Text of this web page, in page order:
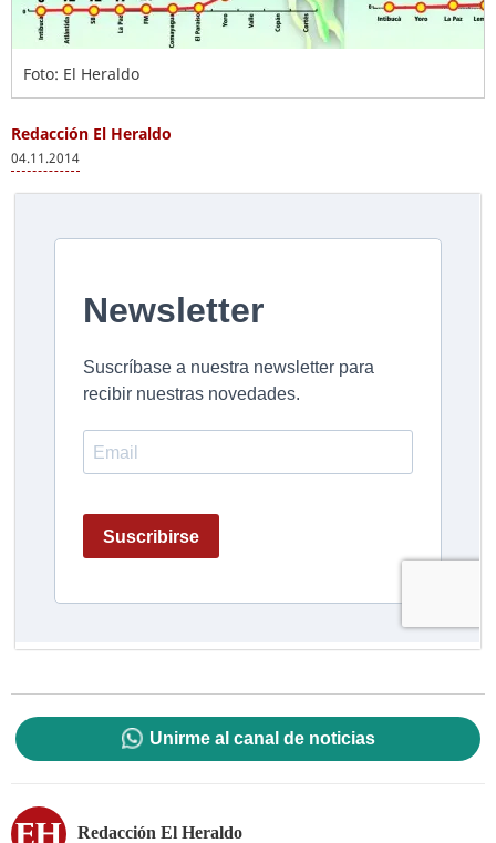
Foto: El Heraldo
Redacción El Heraldo
04.11.2014
Unirme al canal de noticias
Redacción El Heraldo